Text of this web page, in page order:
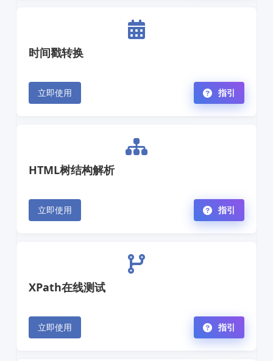
时间戳转换
立即使用 指引
HTML树结构解析
立即使用 指引
XPath在线测试
立即使用 指引